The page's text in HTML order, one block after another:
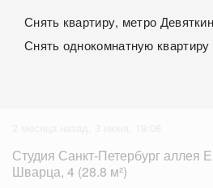
Снять квартиру, метро
Снять однокомнатную квартиру
Студия Санкт-Петербург аллея
Шварца, 4 (28.8 м²)